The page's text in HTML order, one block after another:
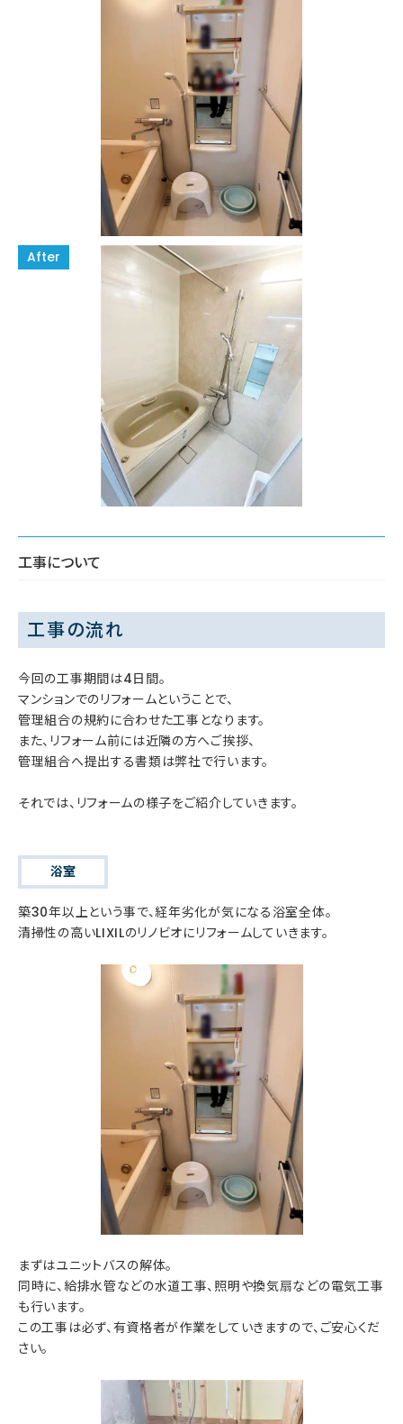
工事について
工事の流れ
今回の工事期間は4日間。
マンションでのリフォームということで、
管理組合の規約に合わせた工事となります。
また、リフォーム前には近隣の方へご挨拶、
管理組合へ提出する書類は弊社で行います。
それでは、リフォームの様子をご紹介していきます。
浴室
築30年以上という事で、経年劣化が気になる浴室全体。
清掃性の高いLIXILのリノビオにリフォームしていきます。
まずはユニットバスの解体。
同時に、給排水管などの水道工事、照明や換気扇などの電気工事
も行います。
この工事は必ず、有資格者が作業をしていきますので、ご安心くだ
さい。